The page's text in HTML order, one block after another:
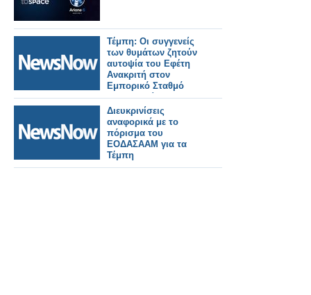
Τέμπη: Οι συγγενείς
των θυμάτων ζητούν
αυτοψία του Εφέτη
Ανακριτή στον
Εμπορικό Σταθμό
Θεσσαλονίκης
Διευκρινίσεις
αναφορικά με το
πόρισμα του
ΕΟΔΑΣΑΑΜ για τα
Τέμπη